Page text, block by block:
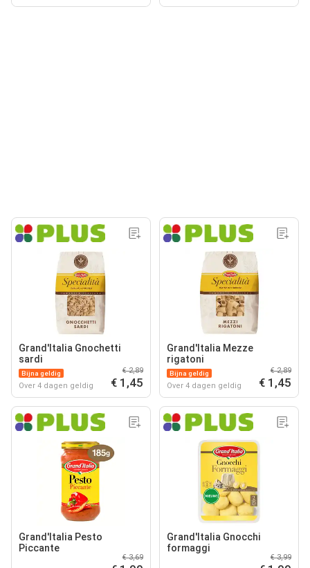
Grand'Italia Gnochetti
sardi
Bijna geldig
Over 4 dagen geldig
€ 2,89
€ 1,45
Grand'Italia Mezze
rigatoni
Bijna geldig
Over 4 dagen geldig
€ 2,89
€ 1,45
Grand'Italia Pesto
Piccante
€ 3,69
Grand'Italia Gnocchi
formaggi
€ 3,99